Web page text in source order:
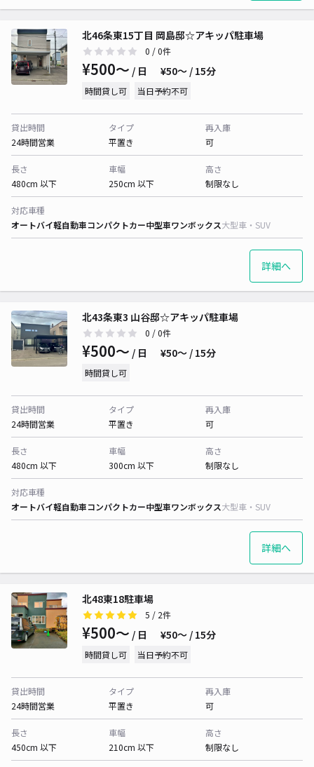
北46条東15丁目 岡島邸☆アキッパ駐車場
0 / 0件
¥500〜 / 日 ¥50〜 / 15分
時間貸し可 当日予約不可
貸出時間
24時間営業
タイプ
平置き
再入庫
可
長さ
480cm 以下
車幅
250cm 以下
高さ
制限なし
対応車種
オートバイ軽自動車コンパクトカー中型車ワンボックス大型車・SUV
詳細へ
北43条東3 山谷邸☆アキッパ駐車場
0 / 0件
¥500〜 / 日 ¥50〜 / 15分
時間貸し可
貸出時間
24時間営業
タイプ
平置き
再入庫
可
長さ
480cm 以下
車幅
300cm 以下
高さ
制限なし
対応車種
オートバイ軽自動車コンパクトカー中型車ワンボックス大型車・SUV
詳細へ
北48東18駐車場
5 / 2件
¥500〜 / 日 ¥50〜 / 15分
時間貸し可 当日予約不可
貸出時間
24時間営業
タイプ
平置き
再入庫
可
長さ
450cm 以下
車幅
210cm 以下
高さ
制限なし